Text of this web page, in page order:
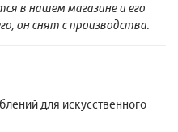
в нашем магазине и его
он снят с производства.
для искусственного